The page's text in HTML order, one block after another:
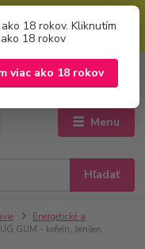
kroku košíku zaškrtnutím
kupón"
18 rokov. Kliknutím
18 rokov
viac ako 18 rokov
Menu
Hľadať
za
Energetické a
GUM - kofeín, ženšen,